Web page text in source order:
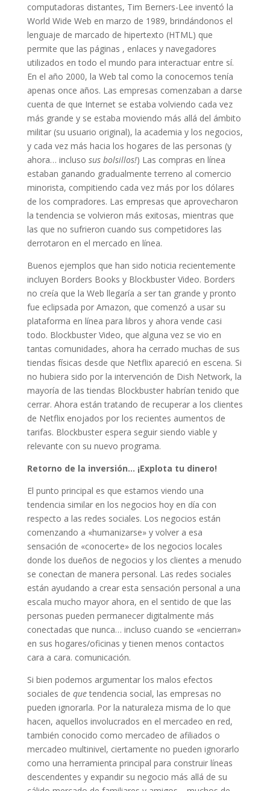
computadoras distantes, Tim Berners-Lee inventó la
World Wide Web en marzo de 1989, brindándonos el
lenguaje de marcado de hipertexto (HTML) que
permite que las páginas , enlaces y navegadores
utilizados en todo el mundo para interactuar entre sí.
En el año 2000, la Web tal como la conocemos tenía
apenas once años. Las empresas comenzaban a darse
cuenta de que Internet se estaba volviendo cada vez
más grande y se estaba moviendo más allá del ámbito
militar (su usuario original), la academia y los negocios,
y cada vez más hacia los hogares de las personas (y
ahora… incluso sus bolsillos!) Las compras en línea
estaban ganando gradualmente terreno al comercio
minorista, compitiendo cada vez más por los dólares
de los compradores. Las empresas que aprovecharon
la tendencia se volvieron más exitosas, mientras que
las que no sufrieron cuando sus competidores las
derrotaron en el mercado en línea.
Buenos ejemplos que han sido noticia recientemente
incluyen Borders Books y Blockbuster Video. Borders
no creía que la Web llegaría a ser tan grande y pronto
fue eclipsada por Amazon, que comenzó a usar su
plataforma en línea para libros y ahora vende casi
todo. Blockbuster Video, que alguna vez se vio en
tantas comunidades, ahora ha cerrado muchas de sus
tiendas físicas desde que Netflix apareció en escena. Si
no hubiera sido por la intervención de Dish Network, la
mayoría de las tiendas Blockbuster habrían tenido que
cerrar. Ahora están tratando de recuperar a los clientes
de Netflix enojados por los recientes aumentos de
tarifas. Blockbuster espera seguir siendo viable y
relevante con su nuevo programa.
Retorno de la inversión… ¡Explota tu dinero!
El punto principal es que estamos viendo una
tendencia similar en los negocios hoy en día con
respecto a las redes sociales. Los negocios están
comenzando a «humanizarse» y volver a esa
sensación de «conocerte» de los negocios locales
donde los dueños de negocios y los clientes a menudo
se conectan de manera personal. Las redes sociales
están ayudando a crear esta sensación personal a una
escala mucho mayor ahora, en el sentido de que las
personas pueden permanecer digitalmente más
conectadas que nunca… incluso cuando se «encierran»
en sus hogares/oficinas y tienen menos contactos
cara a cara. comunicación.
Si bien podemos argumentar los malos efectos
sociales de quetendencia social, las empresas no
pueden ignorarla. Por la naturaleza misma de lo que
hacen, aquellos involucrados en el mercadeo en red,
también conocido como mercadeo de afiliados o
mercadeo multinivel, ciertamente no pueden ignorarlo
como una herramienta principal para construir líneas
descendentes y expandir su negocio más allá de su